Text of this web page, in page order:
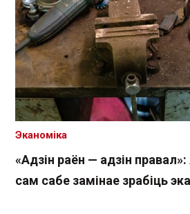
«Адзін раён — адзін
сам сабе замінае зрабіць
Эканоміка